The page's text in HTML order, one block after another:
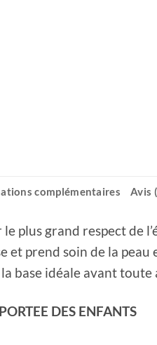
complémentaires Avis
plus grand respect de
et prend soin de la
la base idéale avant
DES ENFANTS